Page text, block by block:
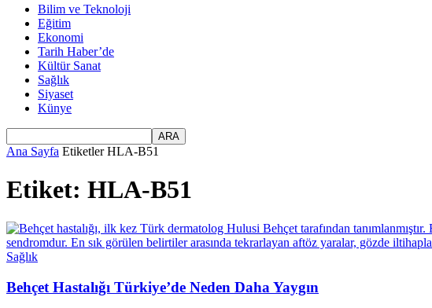
Bilim ve Teknoloji
Eğitim
Ekonomi
Tarih Haber’de
Kültür Sanat
Sağlık
Siyaset
Künye
Ana Sayfa Etiketler HLA-B51
Etiket: HLA-B51
Sağlık
Behçet Hastalığı Türkiye’de Neden Daha Yaygın